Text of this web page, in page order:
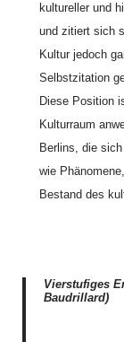
kultureller und
und zitiert sich
Kultur jedoch
Selbstzitation
Diese Position
Kulturraum
Berlins, die
wie
Bestand des
Vierstufiges
Baudrillard)